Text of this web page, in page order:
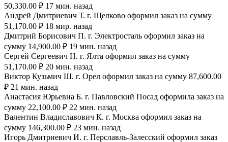
50,330.00 ₽ 17 мин. назад
Андрей Дмитриевич Т. г. Щелково оформил заказ на сумму
51,170.00 ₽ 18 мир. назад
Дмитрий Борисович П. г. Электросталь оформил заказ на
сумму 14,900.00 ₽ 19 мин. назад
Сергей Сергеевич Н. г. Ялта оформил заказ на сумму
51,170.00 ₽ 20 мин. назад
Виктор Кузьмич Ш. г. Орел оформил заказ на сумму 87,600.00
₽ 21 мин. назад
Анастасия Юрьевна Б. г. Павловский Посад оформила заказ на
сумму 22,100.00 ₽ 22 мин. назад
Валентин Владиславович К. г. Москва оформил заказ на
сумму 146,300.00 ₽ 23 мин. назад
Игорь Дмитриевич И. г. Перславль-Залесский оформил заказ